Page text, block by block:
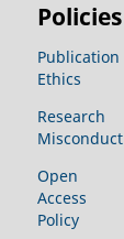
Policies
Publication
Ethics
Research
Misconduct
Open
Access
Policy